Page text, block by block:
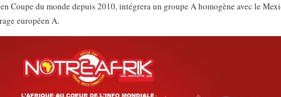
Coupe du monde depuis 2010, intégrera un groupe A homogène avec le
européen A.